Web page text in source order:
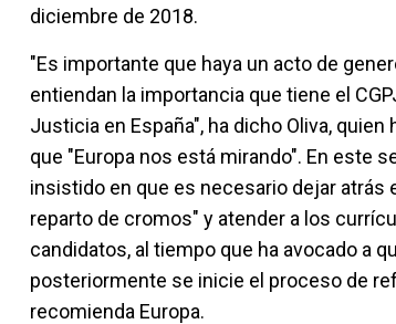
diciembre de 2018.
"Es importante que haya un acto de
entiendan la importancia que tiene el
Justicia en España", ha dicho Oliva, quien
que "Europa nos está mirando". En este
insistido en que es necesario dejar atrás
reparto de cromos" y atender a los
candidatos, al tiempo que ha avocado a
posteriormente se inicie el proceso de
recomienda Europa.